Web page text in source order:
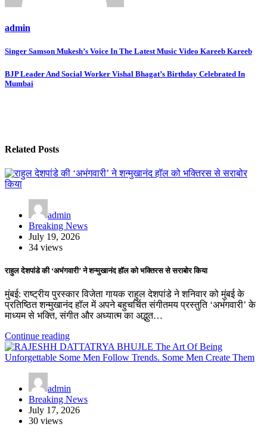
admin
Post
navigation
Singer Samson Mukesh’s Voice In The Latest Music Video Kareeb Kareeb
BJP Leader And Social Worker Vishal Bhagat’s Birthday Celebrated In
Mumbai
Related Posts
admin
Breaking News
July 19, 2026
34 views
राहुल देशपांडे की ‘अभंगवारी’ ने शन्मुखानंद हॉल को भक्तिरस से सराबोर किया
मुंबई: राष्ट्रीय पुरस्कार विजेता गायक राहुल देशपांडे ने शनिवार को मुंबई के
प्रतिष्ठित शन्मुखानंद हॉल में अपने बहुचर्चित संगीतमय प्रस्तुति ‘अभंगवारी’ के
माध्यम से भक्ति, संगीत और अध्यात्म का अद्भुत…
Continue reading
admin
Breaking News
July 17, 2026
30 views